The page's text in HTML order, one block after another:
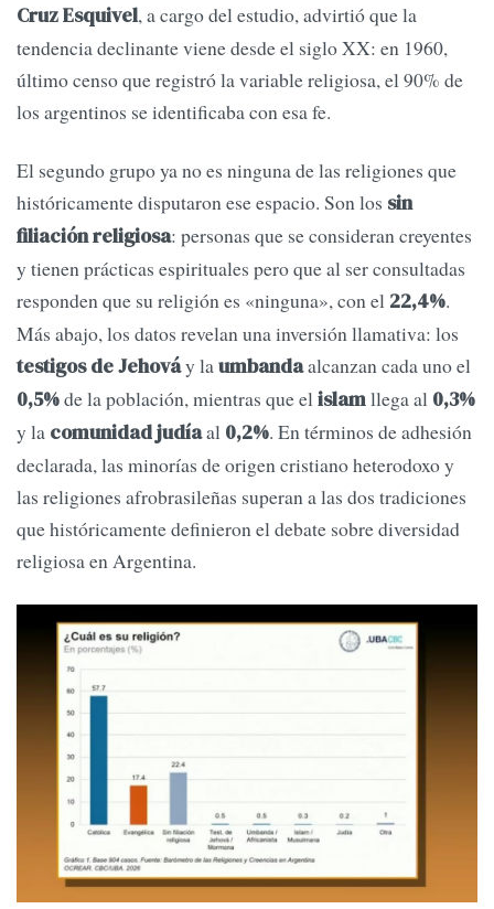
Cruz Esquivel, a cargo del estudio, advirtió que la
tendencia declinante viene desde el siglo XX: en 1960,
último censo que registró la variable religiosa, el 90% de
los argentinos se identificaba con esa fe.
El segundo grupo ya no es ninguna de las religiones que
históricamente disputaron ese espacio. Son los sin
filiación religiosa: personas que se consideran creyentes
y tienen prácticas espirituales pero que al ser consultadas
responden que su religión es «ninguna», con el 22,4%.
Más abajo, los datos revelan una inversión llamativa: los
testigos de Jehováy laumbandaalcanzan cada uno el
0,5%de la población, mientras que elislamllega al 0,3%
y la comunidad judíaal 0,2%. En términos de adhesión
declarada, las minorías de origen cristiano heterodoxo y
las religiones afrobrasileñas superan a las dos tradiciones
que históricamente definieron el debate sobre diversidad
religiosa en Argentina.